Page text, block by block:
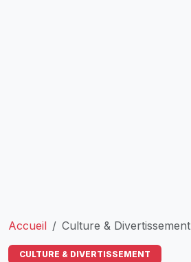
Accueil Culture & Divertissement
CULTURE & DIVERTISSEMENT